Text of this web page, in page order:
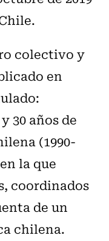
colectivo y
en
30 años de
(1990-
la que
coordinados
de un
chilena.